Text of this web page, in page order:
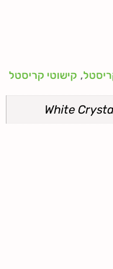
, קישוטי קריסטל
White